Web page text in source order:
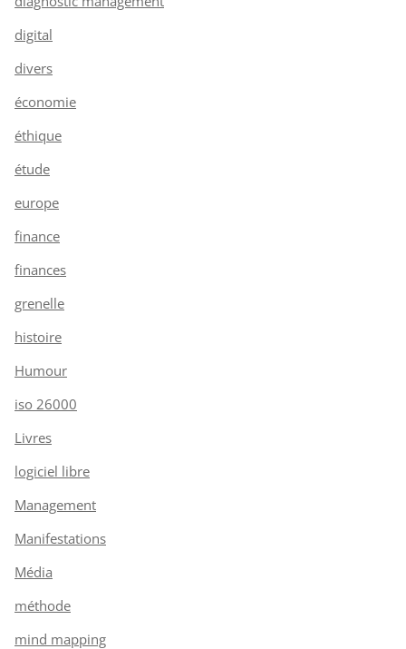
digital
divers
économie
éthique
étude
europe
finance
finances
grenelle
histoire
Humour
iso 26000
Livres
logiciel libre
Management
Manifestations
Média
méthode
mind mapping